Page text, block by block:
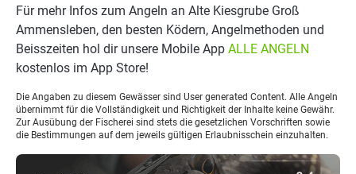
Für mehr Infos zum Angeln an Alte Kiesgrube Groß
Ammensleben, den besten Ködern, Angelmethoden und
Beisszeiten hol dir unsere Mobile App ALLE ANGELN
kostenlos im App Store!
Die Angaben zu diesem Gewässer sind User generated Content. Alle Angeln
übernimmt für die Vollständigkeit und Richtigkeit der Inhalte keine Gewähr.
Zur Ausübung der Fischerei sind stets die gesetzlichen Vorschriften sowie
die Bestimmungen auf dem jeweils gültigen Erlaubnisschein einzuhalten.